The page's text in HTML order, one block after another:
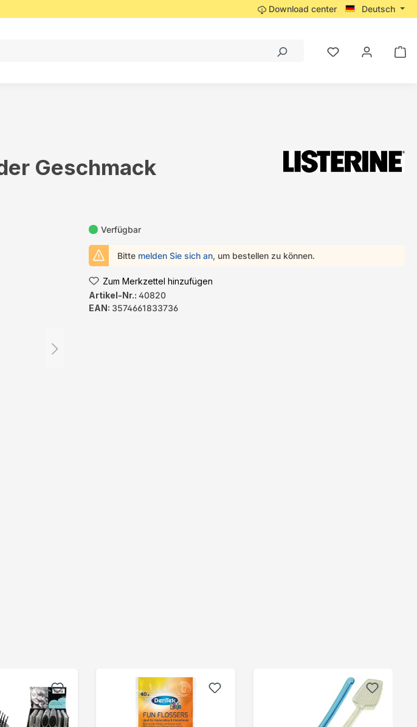
Download center Deutsch
Geschmack
Verfügbar
Bitte melden Sie sich an, um bestellen zu können.
Zum Merkzettel hinzufügen
Artikel-Nr.: 40820
EAN: 3574661833736